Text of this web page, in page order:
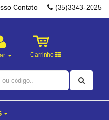
Contato (35)3343-2025
Carrinho